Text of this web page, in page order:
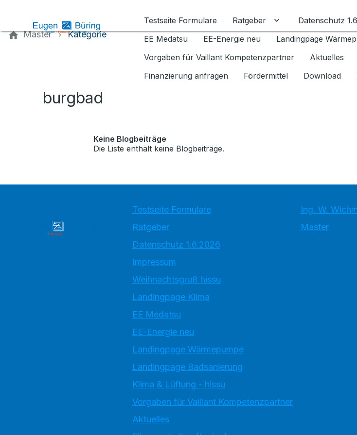
Testseite Formulare
Ratgeber Untermenü für
Datenschutz
EE Medatsu
EE-Energie neu Landingpage
Vorgaben für Vaillant Kompetenzpartner
Aktuelles
Finanzierung anfragen
Fördermittel Download
Master Kategorie
burgbad
Keine Blogbeiträge
Die Liste enthält keine Blogbeiträge.
Testseite Formulare
Ratgeber
Datenschutz 1.6.2026
Impressum
Weihnachtsgruß hissu
Landingpage Klima
EE Medatsu
EE-Energie neu
Landingpage Wärmepumpe
Landingpage Badsanierung
Klima & Lüftung - hissu
Vorgaben für Vaillant Kompetenzpartner
Aktuelles
Ing. W.
Master